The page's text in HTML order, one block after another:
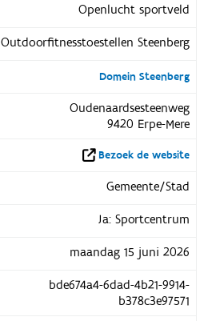
Openlucht sportveld
Outdoorfitnesstoestellen Steenberg
Domein Steenberg
Oudenaardsesteenweg
9420 Erpe-Mere
Bezoek de website
Gemeente/Stad
Ja: Sportcentrum
maandag 15 juni 2026
bde674a4-6dad-4b21-9914-
b378c3e97571